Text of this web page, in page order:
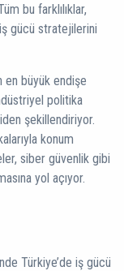
bu farklılıklar,
gücü stratejilerini
büyük endişe
politika
şekillendiriyor.
konum
siber güvenlik gibi
yol açıyor.
Türkiye’de iş gücü